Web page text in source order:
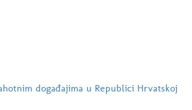
događajima u Republici Hrvatskoj